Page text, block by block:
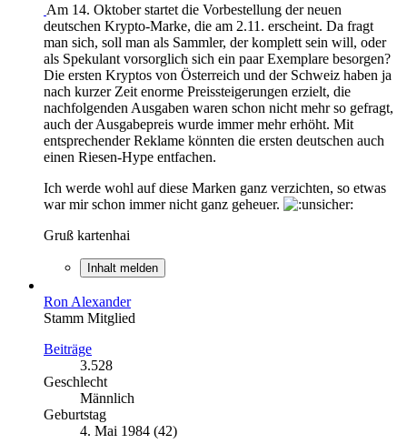
Am 14. Oktober startet die Vorbestellung der neuen
deutschen Krypto-Marke, die am 2.11. erscheint. Da fragt
man sich, soll man als Sammler, der komplett sein will, oder
als Spekulant vorsorglich sich ein paar Exemplare besorgen?
Die ersten Kryptos von Österreich und der Schweiz haben ja
nach kurzer Zeit enorme Preissteigerungen erzielt, die
nachfolgenden Ausgaben waren schon nicht mehr so gefragt,
auch der Ausgabepreis wurde immer mehr erhöht. Mit
entsprechender Reklame könnten die ersten deutschen auch
einen Riesen-Hype entfachen.
Ich werde wohl auf diese Marken ganz verzichten, so etwas
war mir schon immer nicht ganz geheuer.
Gruß kartenhai
Inhalt melden
Ron Alexander
Stamm Mitglied
Beiträge
3.528
Geschlecht
Männlich
Geburtstag
4. Mai 1984 (42)